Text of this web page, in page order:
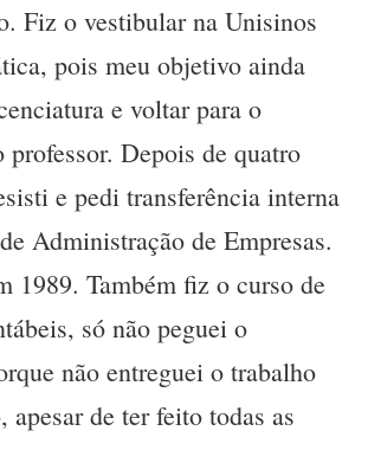
Fiz o vestibular na Unisinos
pois meu objetivo ainda
e voltar para o
Depois de quatro
e pedi transferência interna
Administração de Empresas.
1989. Também fiz o curso de
só não peguei o
não entreguei o trabalho
apesar de ter feito todas as